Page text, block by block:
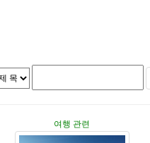
여행 관련